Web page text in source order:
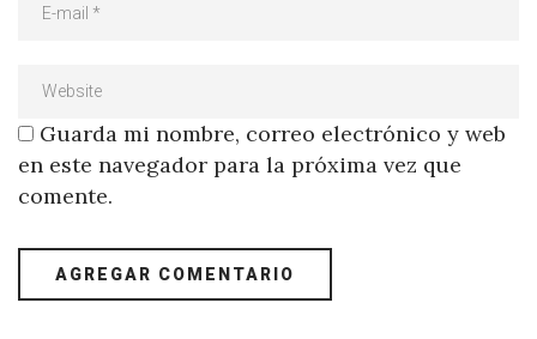
Guarda mi nombre, correo electrónico y web
en este navegador para la próxima vez que
comente.